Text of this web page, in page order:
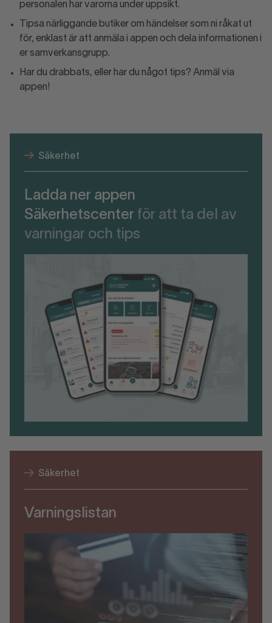
personalen har varorna under uppsikt.
Tipsa närliggande butiker om händelser som ni råkat ut
för, enklast är att anmäla i appen och dela informationen i
er samverkansgrupp.
Har du drabbats, eller har du något tips? Anmäl via
appen!
Säkerhet
Ladda ner appen
Säkerhetscenter för att ta del av
varningar och tips
Säkerhet
Varningslistan